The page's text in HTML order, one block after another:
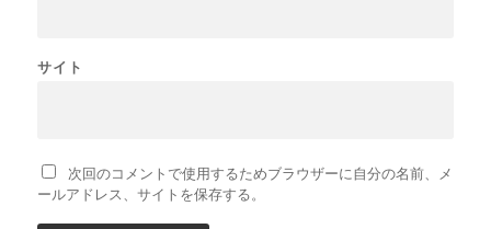
サイト
次回のコメントで使用するためブラウザーに自分の名前、メ
ールアドレス、サイトを保存する。